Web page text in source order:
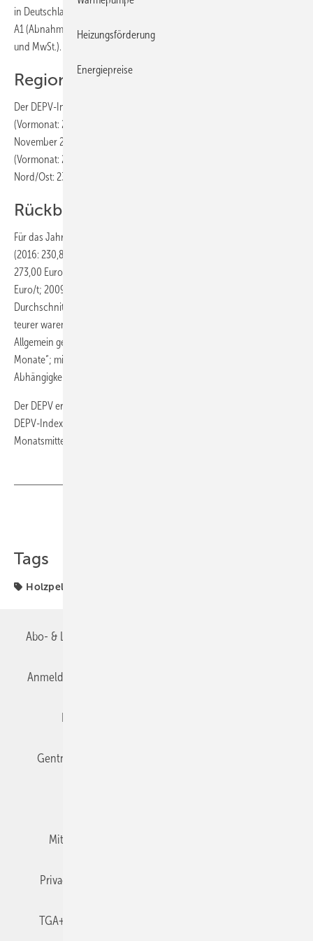
in Deutschland für eine Tonne Holzpellets der Qualitätsklasse ENplus
A1 (Abnahme 6 t, Lieferung im Umkreis 50 km, inkl. aller Nebenkosten
und MwSt.).
Regionale Preise für 26 t
Der DEPV-Index November 2018 für 26 t beträgt 237,30 Euro/t
(Vormonat: 234,24 Euro/a). Regional wurden Abnahmen von 26 t im
November 2018 zu folgenden Konditionen gehandelt: Süd: 242,07
(Vormonat: 235,33) Euro/t, Mitte: 231,51 (Vormonat: 229,66) Euro/t,
Nord/Ost: 230,96 (Vormonat: 230,90) Euro/t.
Rückblick auf die Preisentwicklung
Für das Jahr 2017 lag der Durchschnittspreis (6 t) bei 239,82 Euro/t
(2016: 230,84 Euro/t; 2015: 241,54 Euro/t; 2014: 258,34 Euro/t; 2013:
273,00 Euro/t; 2012: 235,88 Euro/t; 2011: 233,26 Euro/t; 2010: 225
Euro/t; 2009: 223 Euro/t). 2017 wurde der niedrigste
Durchschnittspreis im August mit 230,46 Euro/t ermittelt, geringfügig
teurer waren Pellets im Juni und Juli (231,88 bzw. 231,28) Euro/t.
Allgemein gelten Mai, Juni, Juli und August als die günstigsten „Bunker-
Monate“; mit dem Start der Heizsaison ziehen die Preise dann in
Abhängigkeit der Nachfrage und des Rohstoffaufkommens etwas an.
Der DEPV erhebt seit 2011 über das Deutsche Pelletinstitut (DEPI) den
DEPV-Index für den Preis von Holzpellets. Der Index wird zur
Monatsmitte veröffentlicht. ■
Tags
Holzpellet
Abo- & Leserservice
Anmelden
Gentner Verlag
Mitgliedschaften und Engagement
Privacy Manager
TGA+E-WissensCheck
Heizungsförderung
Energiepreise